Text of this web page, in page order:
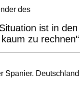
des
ist in den
zu rechnen“
Spanier. Deutschland